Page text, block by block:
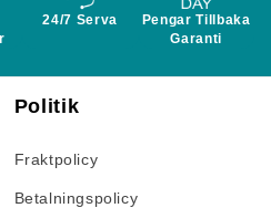
24/7 Serva
Pengar Tillbaka
Garanti
Politik
Fraktpolicy
Betalningspolicy